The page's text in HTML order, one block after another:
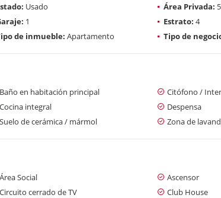
Usado Área Privada:
1 Estrato: 4
de inmueble: Apartamento Tipo de
Baño en habitación principal Citófono /
Cocina integral Despensa
Suelo de cerámica / mármol Zona de
Área Social Ascensor
Circuito cerrado de TV Club House